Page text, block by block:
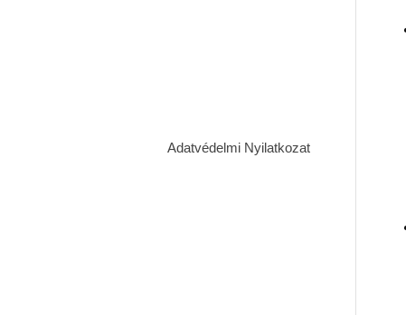
Adatvédelmi Nyilatkozat